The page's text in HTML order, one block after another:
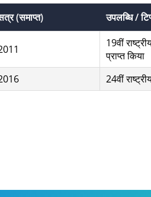
(समाप्त) उपलब्धि /
19वीं
प्राप्त किया
24वीं